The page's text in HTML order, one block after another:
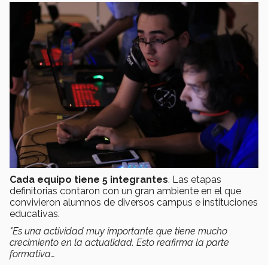
Cada equipo tiene 5 integrantes. Las etapas
definitorias contaron con un gran ambiente en el que
convivieron alumnos de diversos campus e instituciones
educativas.
"Es una actividad muy importante que tiene mucho
crecimiento en la actualidad. Esto reafirma la parte
formativa…